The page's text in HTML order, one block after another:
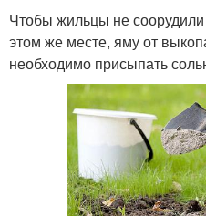
Чтобы жильцы не
этом же месте, яму от
необходимо присыпать